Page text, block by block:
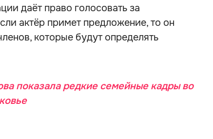
даёт право голосовать за
актёр примет предложение, то он
которые будут определять
показала редкие семейные кадры во